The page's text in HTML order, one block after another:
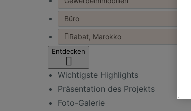
Büro
Rabat, Marokko
Entdecken
Wichtigste Highlights
Präsentation des Projekts
Foto-Galerie